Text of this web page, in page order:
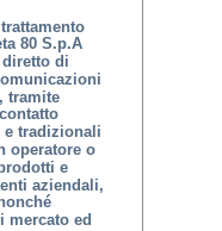
80 S.p.A
di
tramite
e tradizionali
operatore o
e
aziendali,
mercato ed